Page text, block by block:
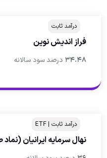
فراز اندیش نوین
۳۴.۴۸ درصد سود سالانه
درآمد ثابت
نهال سرمايه ايرانيان(نماد
درآمد ثابت | ETF